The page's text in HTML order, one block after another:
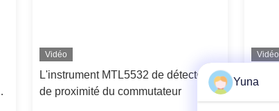
Vidéo
L'instrument MTL5532 de détecteur
de proximité du commutateur
Vidéo
Yuna